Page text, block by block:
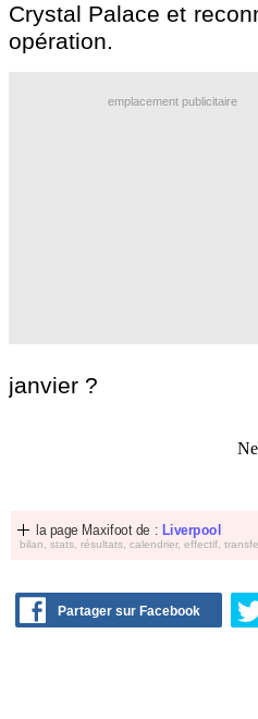
Crystal Palace et
opération.
emplacement publicitaire
janvier ?
la page Maxifoot de : Liverpool
bilan, stats, résultats, calendrier, effectif,
Partager sur Facebook